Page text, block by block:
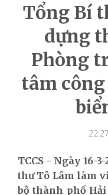
Tổng Bí
dựng
Phòng
tâm
TCCS - Ngày 16-
thư Tô Lâm làm
bộ thành phố